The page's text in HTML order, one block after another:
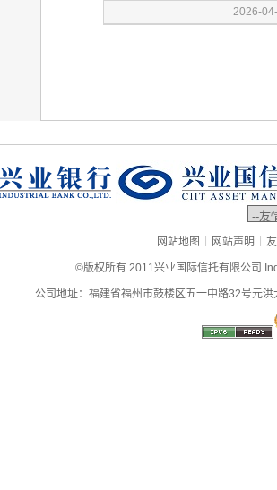
网站地图 | 网站声明 |
©版权所有 2011兴业国际信托有限公司
公司地址：福建省福州市鼓楼区五一中路32号元